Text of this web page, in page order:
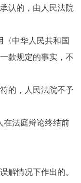
认的，由人民法院
中华人民共和国
款规定的事实，不
的，人民法院不予
在法庭辩论终结前
解情况下作出的。